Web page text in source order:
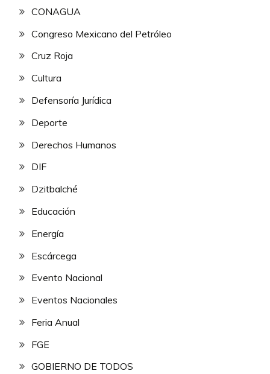
CONAGUA
Congreso Mexicano del Petróleo
Cruz Roja
Cultura
Defensoría Jurídica
Deporte
Derechos Humanos
DIF
Dzitbalché
Educación
Energía
Escárcega
Evento Nacional
Eventos Nacionales
Feria Anual
FGE
GOBIERNO DE TODOS